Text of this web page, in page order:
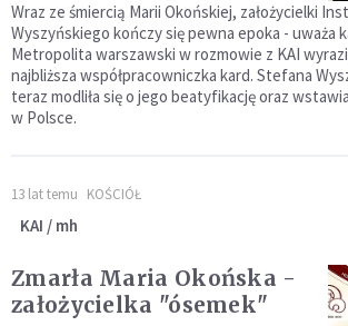
Wraz ze śmiercią Marii Okońskiej, założycielki
Wyszyńskiego kończy się pewna epoka - uważa
Metropolita warszawski w rozmowie z KAI
najbliższa współpracowniczka kard. Stefana
teraz modliła się o jego beatyfikację oraz
w Polsce.
13 lat temu KOŚCIÓŁ
KAI / mh
Zmarła Maria Okońska -
założycielka "ósemek"